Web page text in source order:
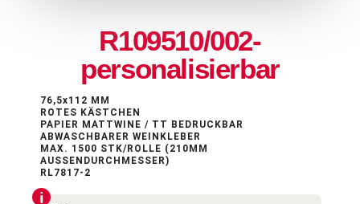
R109510/002-
personalisierbar
76,5x112 MM
ROTES KÄSTCHEN
PAPIER MATTWINE / TT BEDRUCKBAR
ABWASCHBARER WEINKLEBER
MAX. 1500 STK/ROLLE (210MM
AUSSENDURCHMESSER)
RL7817-2